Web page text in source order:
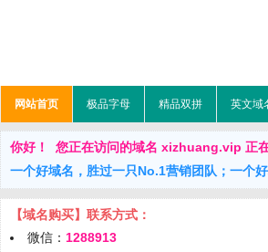
网站首页 极品字母 精品双拼 英文域
你好！ 您正在访问的域名 xizhuang.vip 正
一个好域名，胜过一只No.1营销团队；一个
【域名购买】联系方式：
微信： 1288913